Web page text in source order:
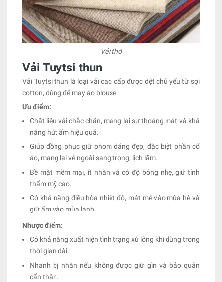
Vải thô
Vải Tuytsi thun
Vải Tuytsi thun là loại vải cao cấp được dệt chủ yếu từ sợi
cotton, dùng để may áo blouse.
Ưu điểm:
Chất liệu vải chắc chắn, mang lại sự thoáng mát và khả
năng hút ẩm hiệu quả.
Giúp đồng phục giữ phom dáng đẹp, đặc biệt phần cổ
áo, mang lại vẻ ngoài sang trọng, lịch lãm.
Bề mặt mềm mại, ít nhăn và có độ bóng nhẹ, giữ tính
thẩm mỹ cao.
Có khả năng điều hòa nhiệt độ, mát mẻ vào mùa hè và
giữ ấm vào mùa lạnh.
Nhược điểm:
Có khả năng xuất hiện tình trạng xù lông khi dùng trong
thời gian dài.
Nhanh bị nhăn nếu không được giữ gìn và bảo quản
cẩn thận.